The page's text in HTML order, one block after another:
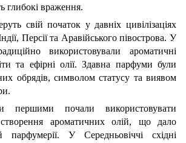
глибокі враження.
свій початок у давніх цивілізаціях
Персії та Аравійського півострова. У
використовували ароматичні
та ефірні олії. Здавна парфуми були
обрядів, символом статусу та виявом
першими почали використовувати
ароматичних олій, що дало
парфумерії. У Середньовіччі східні